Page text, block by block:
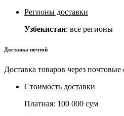
Регионы доставки
Узбекистан: все регионы
Доставка почтой
Доставка товаров через
Стоимость доставки
Платная: 100 000 сум